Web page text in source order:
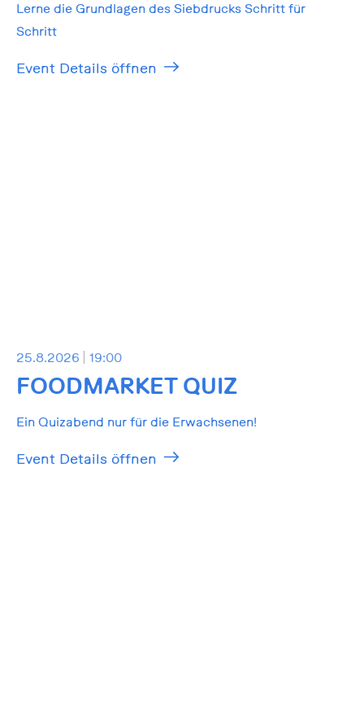
Lerne die Grundlagen des Siebdrucks Schritt für
Schritt
Event Details öffnen
25.8.2026 19:00
FOODMARKET QUIZ
Ein Quizabend nur für die Erwachsenen!
Event Details öffnen